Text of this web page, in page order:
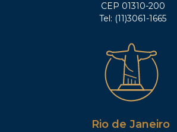
CEP 01310-200
Tel: (11)3061-1665
Rio de Janeiro